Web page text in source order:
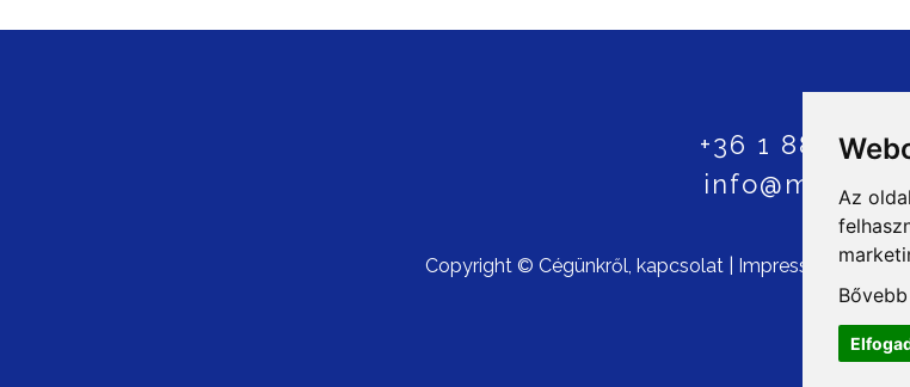
Az
+36 1 8807600
info@mprx.hu
Copyright © Cégünkről, kapcsolat| Impresszum|ÁSZF